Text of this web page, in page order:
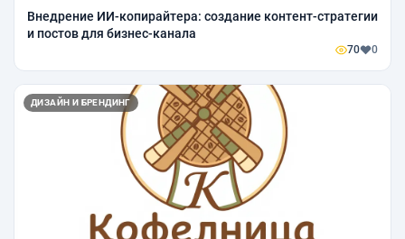
Внедрение ИИ-копирайтера: создание контент-стратегии
и постов для бизнес-канала
70 0
ДИЗАЙН И БРЕНДИНГ